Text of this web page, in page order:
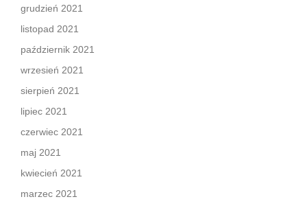
grudzień 2021
listopad 2021
październik 2021
wrzesień 2021
sierpień 2021
lipiec 2021
czerwiec 2021
maj 2021
kwiecień 2021
marzec 2021